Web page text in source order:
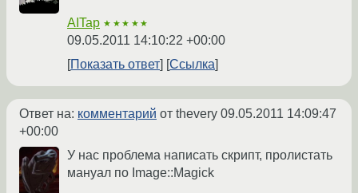
AITap ★★★★★
09.05.2011 14:10:22 +00:00
Показать ответ
Ссылка
Ответ на: комментарий от thevery 09.05.2011 14:09:47
+00:00
У нас проблема написать скрипт, пролистать
мануал по Image::Magick